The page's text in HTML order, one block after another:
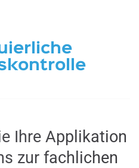
Ihre Applikation
zur fachlichen